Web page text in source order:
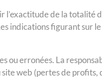
de la totalité
indications figurant sur
ou erronées. La
web (pertes de profits,